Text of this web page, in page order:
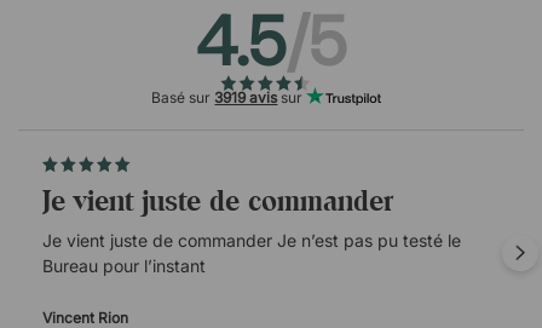
4.5/5
Basé sur 3919 avis sur
Je vient juste de commander
Je vient juste de commander Je n’est pas pu testé le
Bureau pour l’instant
Vincent Rion